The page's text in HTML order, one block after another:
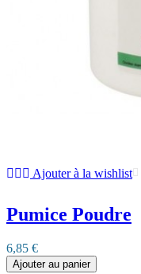
Ajouter à la wishlist
Pumice Poudre
6,85 €
Ajouter au panier